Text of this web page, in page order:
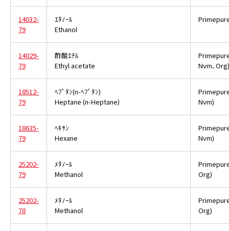
14032-
79
ｴﾀﾉｰﾙ
Ethanol
14029-
79
酢酸ｴﾁﾙ
Ethyl acetate
Nvm､Org)
18512-
79
ﾍﾌﾟﾀﾝ(n-ﾍﾌﾟﾀﾝ)
Heptane (n-Heptane)
Nvm)
18635-
79
ﾍｷｻﾝ
Hexane
Nvm)
25202-
79
ﾒﾀﾉｰﾙ
Methanol
Org)
25202-
78
ﾒﾀﾉｰﾙ
Methanol
Org)